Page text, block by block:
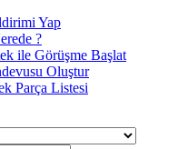
Yap
?
ile Görüşme Başlat
Oluştur
Parça Listesi